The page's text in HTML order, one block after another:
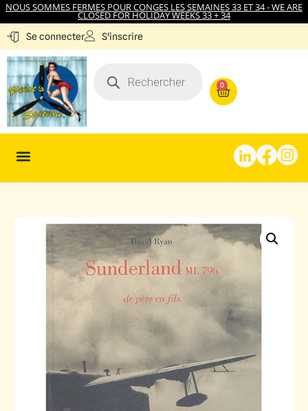
NOUS SOMMES FERMES POUR CONGES LES SEMAINES 33 ET 34 - WE ARE
CLOSED FOR HOLIDAY WEEKS 33 + 34
Se connecter S'inscrire
0